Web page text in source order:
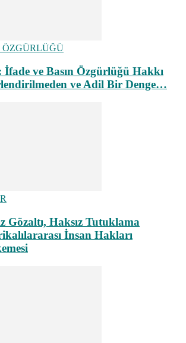
ÖZGÜRLÜĞÜ
ve Basın Özgürlüğü Hakkı
ve Adil Bir Denge…
Gözaltı, Haksız Tutuklama
İnsan Hakları